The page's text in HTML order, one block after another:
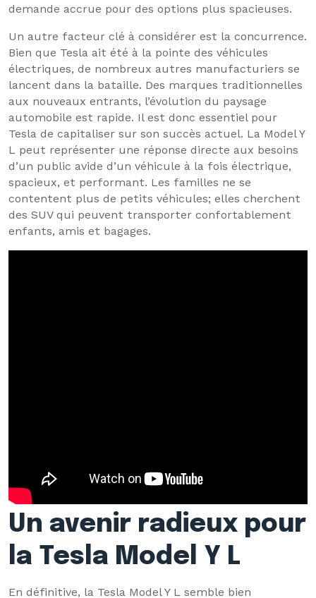
demande accrue pour des options plus spacieuses.
Un autre facteur clé à considérer est la concurrence.
Bien que Tesla ait été à la pointe des véhicules
électriques, de nombreux autres manufacturiers se
lancent dans la bataille. Des marques traditionnelles
aux nouveaux entrants, l’évolution du paysage
automobile est rapide. Il est donc essentiel pour
Tesla de capitaliser sur son succès actuel. La Model Y
L peut représenter une réponse directe aux besoins
d’un public avide d’un véhicule à la fois électrique,
spacieux, et performant. Les familles ne se
contentent plus de petits véhicules; elles cherchent
des SUV qui peuvent transporter confortablement
enfants, amis et bagages.
Un avenir radieux pour
la Tesla Model Y L
En définitive, la Tesla Model Y L semble bien